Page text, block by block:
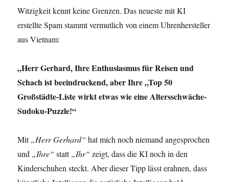
Witzigkeit kennt keine Grenzen. Das neueste mit KI
erstellte Spam stammt vermutlich von einem Uhrenhersteller
aus Vietnam:
„Herr Gerhard, Ihre Enthusiasmus für Reisen und
Schach ist beeindruckend, aber Ihre „Top 50
Großstädte-Liste wirkt etwas wie eine Altersschwäche-
Sudoku-Puzzle!“
Mit„Herr Gerhard“ hat mich noch niemand angesprochen
und „Ihre“ statt„Ihr“ zeigt, dass die KI noch in den
Kinderschuhen steckt. Aber dieser Tipp lässt erahnen, dass